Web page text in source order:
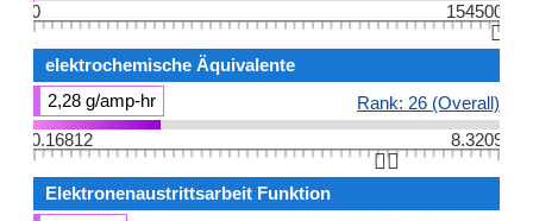
0
154500
👆🏻
elektrochemische Äquivalente
2,28 g/amp-hr
Rank: 26 (Overall)
0.16812
8.3209
👆🏻
Elektronenaustrittsarbeit Funktion